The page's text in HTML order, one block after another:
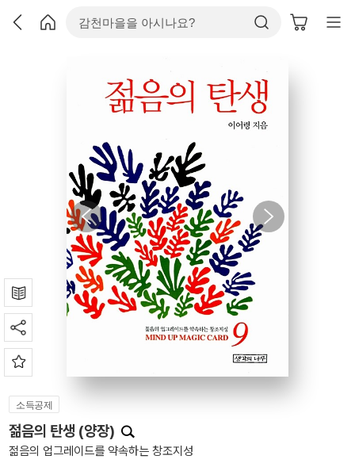
소득공제
젊음의 탄생 (양장)
젊음의 업그레이드를 약속하는 창조지성